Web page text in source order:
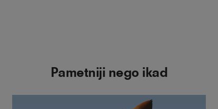
Pametniji nego ikad